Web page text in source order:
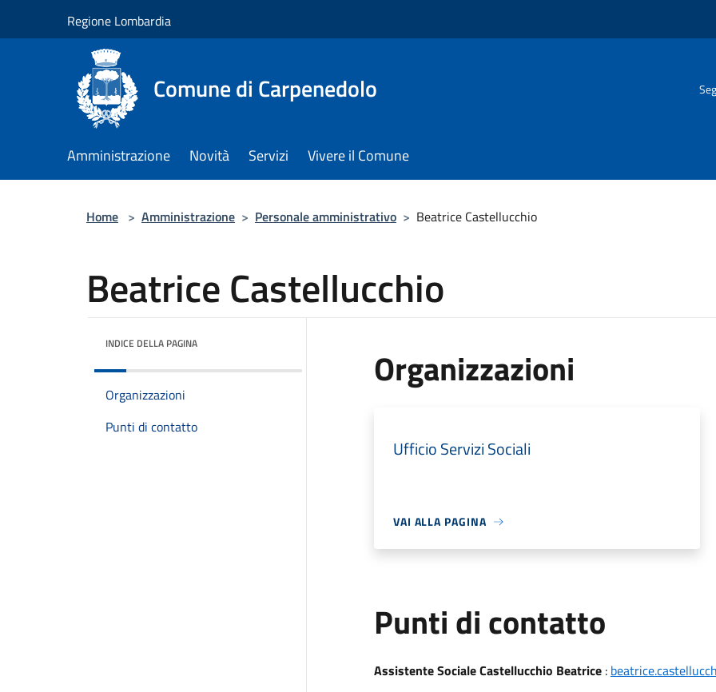
Regione Lombardia
Comune di Carpenedolo
Amministrazione Novità Servizi Vivere il Comune
Home > Amministrazione > Personale amministrativo > Beatrice Castellucchio
Beatrice Castellucchio
INDICE DELLA PAGINA
Organizzazioni
Punti di contatto
Organizzazioni
Ufficio Servizi Sociali
VAI ALLA PAGINA
Punti di contatto
Assistente Sociale Castellucchio Beatrice: